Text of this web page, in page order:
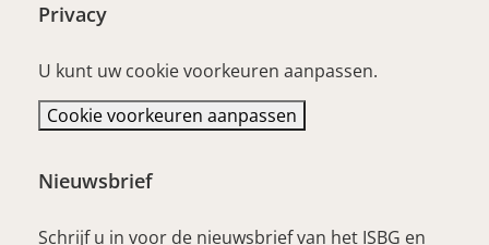
Privacy
U kunt uw cookie voorkeuren aanpassen.
Cookie voorkeuren aanpassen
Nieuwsbrief
Schrijf u in voor de nieuwsbrief van het ISBG en